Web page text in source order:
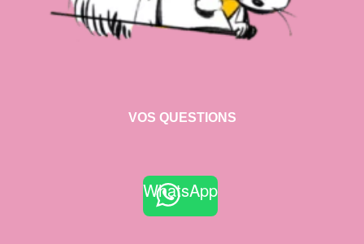
VOS QUESTIONS
WhatsApp